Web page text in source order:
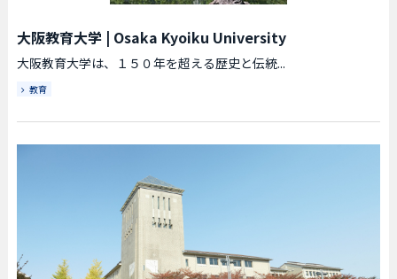
大阪教育大学| Osaka Kyoiku University
大阪教育大学は、１５０年を超える歴史と伝統...
教育